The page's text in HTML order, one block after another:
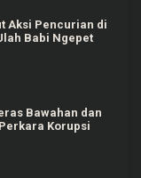
Aksi Pencurian di
Babi Ngepet
Bawahan dan
Korupsi